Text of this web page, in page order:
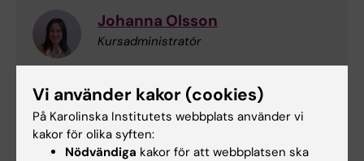
Johanna Olsson
Kursadministratör
+46852482440
E-post:
johanna.olsson@ki.se
Vi använder kakor (cookies)
På Karolinska Institutets webbplats använder vi
kakor för olika syften:
Nödvändiga kakor för att webbplatsen ska